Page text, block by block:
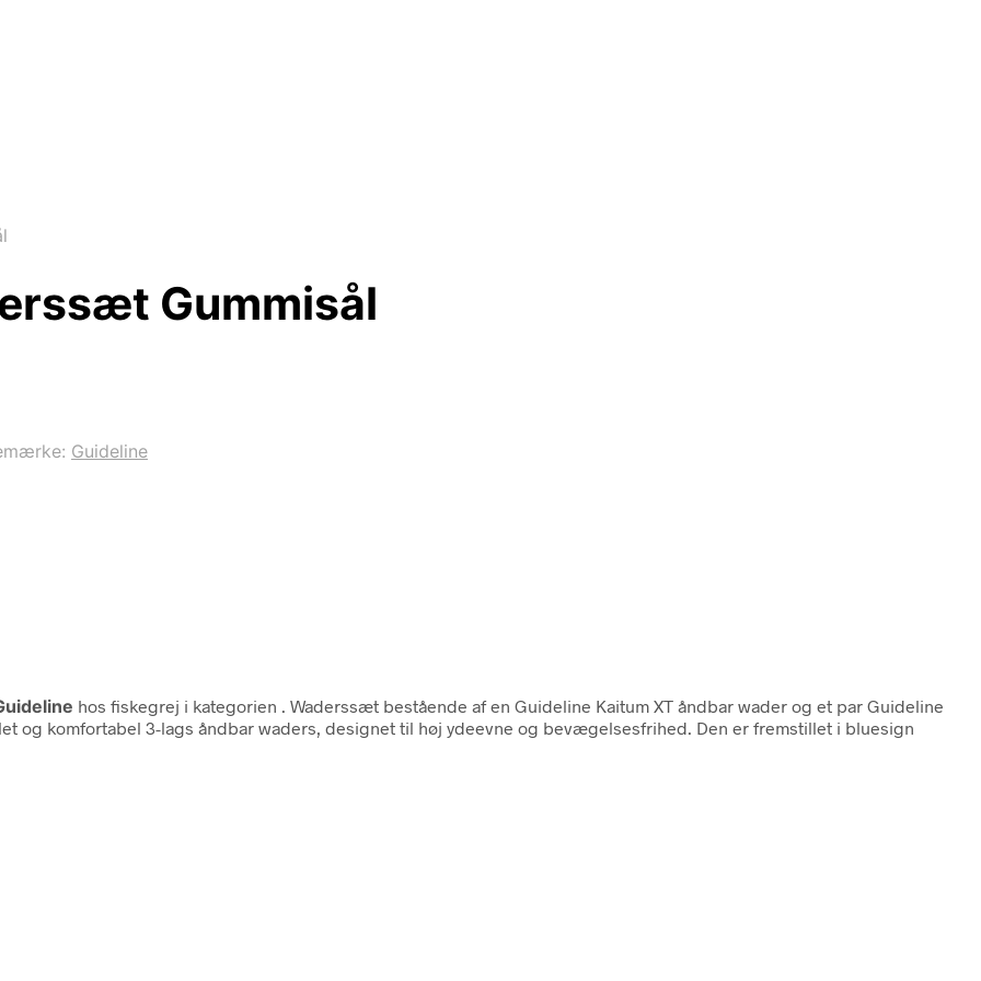
Gummisål
Guideline
hos fiskegrej i kategorien
. Waderssæt bestående af en Guideline Kaitum XT åndbar wader og et par Guideline
og komfortabel 3-lags åndbar waders, designet til høj ydeevne og bevægelsesfrihed. Den er fremstillet i bluesign